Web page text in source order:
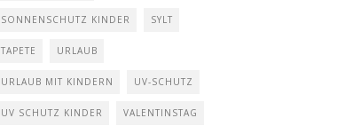
SONNENSCHUTZ KINDER SYLT
TAPETE URLAUB
URLAUB MIT KINDERN UV-SCHUTZ
UV SCHUTZ KINDER VALENTINSTAG